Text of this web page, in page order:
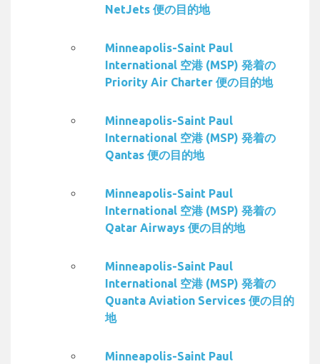
NetJets 便の目的地
Minneapolis-Saint Paul
International 空港 (MSP) 発着の
Priority Air Charter 便の目的地
Minneapolis-Saint Paul
International 空港 (MSP) 発着の
Qantas 便の目的地
Minneapolis-Saint Paul
International 空港 (MSP) 発着の
Qatar Airways 便の目的地
Minneapolis-Saint Paul
International 空港 (MSP) 発着の
Quanta Aviation Services 便の目的
地
Minneapolis-Saint Paul